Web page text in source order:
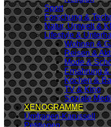
Sport
Forschung &
Natur, Umwelt &
Lifestyle &
Wohnen &
Reisen &
Mode &
Ernährung
Kochen &
TV & Kino
Soziale
XENOGRAMME
Umfragen-Karussell